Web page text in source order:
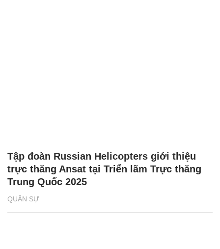
QUÂN SỰ
Tập đoàn Russian Helicopters giới thiệu
trực thăng Ansat tại Triển lãm Trực thăng
Trung Quốc 2025